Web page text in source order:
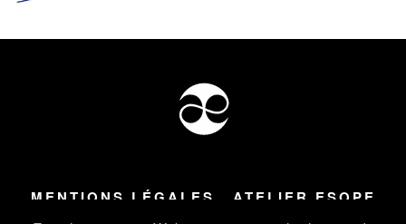
MENTIONS LÉGALES ATELIER ESOPE